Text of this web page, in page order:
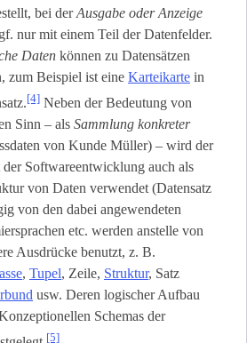
bei derAusgabe oder Anzeige
nur mit einem Teil der Datenfelder.
Daten können zu Datensätzen
zum Beispiel ist eine Karteikarte in
[4] Neben der Bedeutung von
Sinn – als Sammlung konkreter
von Kunde Müller) – wird der
Softwareentwicklung auch als
von Daten verwendet (Datensatz
von den dabei angewendeten
etc. werden anstelle von
Ausdrücke benutzt, z. B.
, Tupel, Zeile, Struktur, Satz
usw. Deren logischer Aufbau
Schemas der
[5]